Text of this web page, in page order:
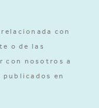
con
o de las
con nosotros a
en